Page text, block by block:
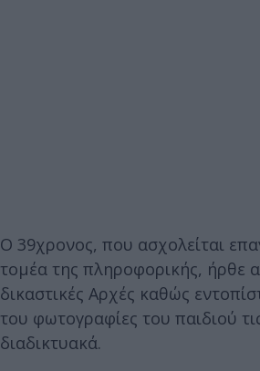
Ο 39χρονος, που ασχολείται
τομέα της πληροφορικής, ήρθε
δικαστικές Αρχές καθώς
του φωτογραφίες του παιδιού
διαδικτυακά.